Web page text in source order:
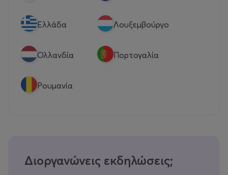
Eλλάδα Λουξεμβούργο
Ολλανδία Πορτογαλία
Ρουμανία
Διοργανώνεις εκδηλώσεις;